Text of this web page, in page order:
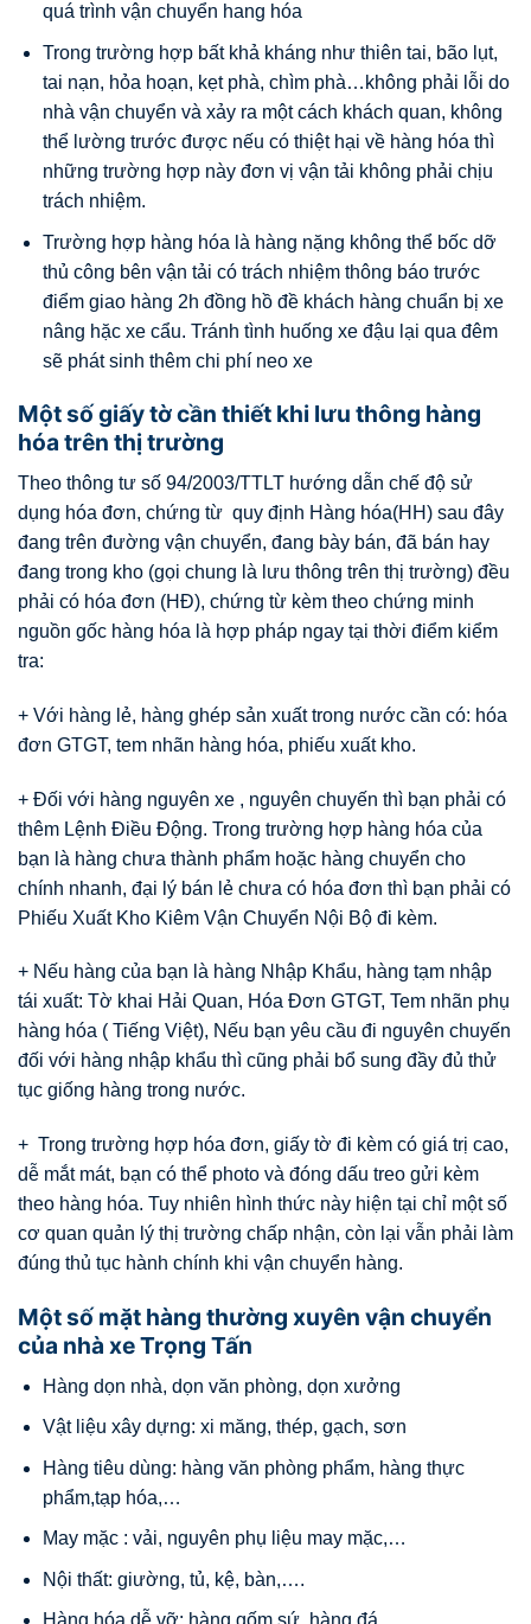
quá trình vận chuyển hang hóa
Trong trường hợp bất khả kháng như thiên tai, bão lụt,
tai nạn, hỏa hoạn, kẹt phà, chìm phà…không phải lỗi do
nhà vận chuyển và xảy ra một cách khách quan, không
thể lường trước được nếu có thiệt hại về hàng hóa thì
những trường hợp này đơn vị vận tải không phải chịu
trách nhiệm.
Trường hợp hàng hóa là hàng nặng không thể bốc dỡ
thủ công bên vận tải có trách nhiệm thông báo trước
điểm giao hàng 2h đồng hồ đề khách hàng chuẩn bị xe
nâng hặc xe cẩu. Tránh tình huống xe đậu lại qua đêm
sẽ phát sinh thêm chi phí neo xe
Một số giấy tờ cần thiết khi lưu thông hàng
hóa trên thị trường
Theo thông tư số 94/2003/TTLT hướng dẫn chế độ sử
dụng hóa đơn, chứng từ quy định Hàng hóa(HH) sau đây
đang trên đường vận chuyển, đang bày bán, đã bán hay
đang trong kho (gọi chung là lưu thông trên thị trường) đều
phải có hóa đơn (HĐ), chứng từ kèm theo chứng minh
nguồn gốc hàng hóa là hợp pháp ngay tại thời điểm kiểm
tra:
+ Với hàng lẻ, hàng ghép sản xuất trong nước cần có: hóa
đơn GTGT, tem nhãn hàng hóa, phiếu xuất kho.
+ Đối với hàng nguyên xe , nguyên chuyến thì bạn phải có
thêm Lệnh Điều Động. Trong trường hợp hàng hóa của
bạn là hàng chưa thành phẩm hoặc hàng chuyển cho
chính nhanh, đại lý bán lẻ chưa có hóa đơn thì bạn phải có
Phiếu Xuất Kho Kiêm Vận Chuyển Nội Bộ đi kèm.
+ Nếu hàng của bạn là hàng Nhập Khẩu, hàng tạm nhập
tái xuất: Tờ khai Hải Quan, Hóa Đơn GTGT, Tem nhãn phụ
hàng hóa ( Tiếng Việt), Nếu bạn yêu cầu đi nguyên chuyến
đối với hàng nhập khẩu thì cũng phải bổ sung đầy đủ thử
tục giống hàng trong nước.
+ Trong trường hợp hóa đơn, giấy tờ đi kèm có giá trị cao,
dễ mắt mát, bạn có thể photo và đóng dấu treo gửi kèm
theo hàng hóa. Tuy nhiên hình thức này hiện tại chỉ một số
cơ quan quản lý thị trường chấp nhận, còn lại vẫn phải làm
đúng thủ tục hành chính khi vận chuyển hàng.
Một số mặt hàng thường xuyên vận chuyển
của nhà xe Trọng Tấn
Hàng dọn nhà, dọn văn phòng, dọn xưởng
Vật liệu xây dựng: xi măng, thép, gạch, sơn
Hàng tiêu dùng: hàng văn phòng phẩm, hàng thực
phẩm,tạp hóa,…
May mặc : vải, nguyên phụ liệu may mặc,…
Nội thất: giường, tủ, kệ, bàn,….